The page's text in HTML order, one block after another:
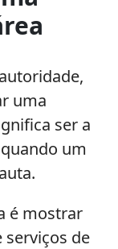
uma
ser a
um
é mostrar
de